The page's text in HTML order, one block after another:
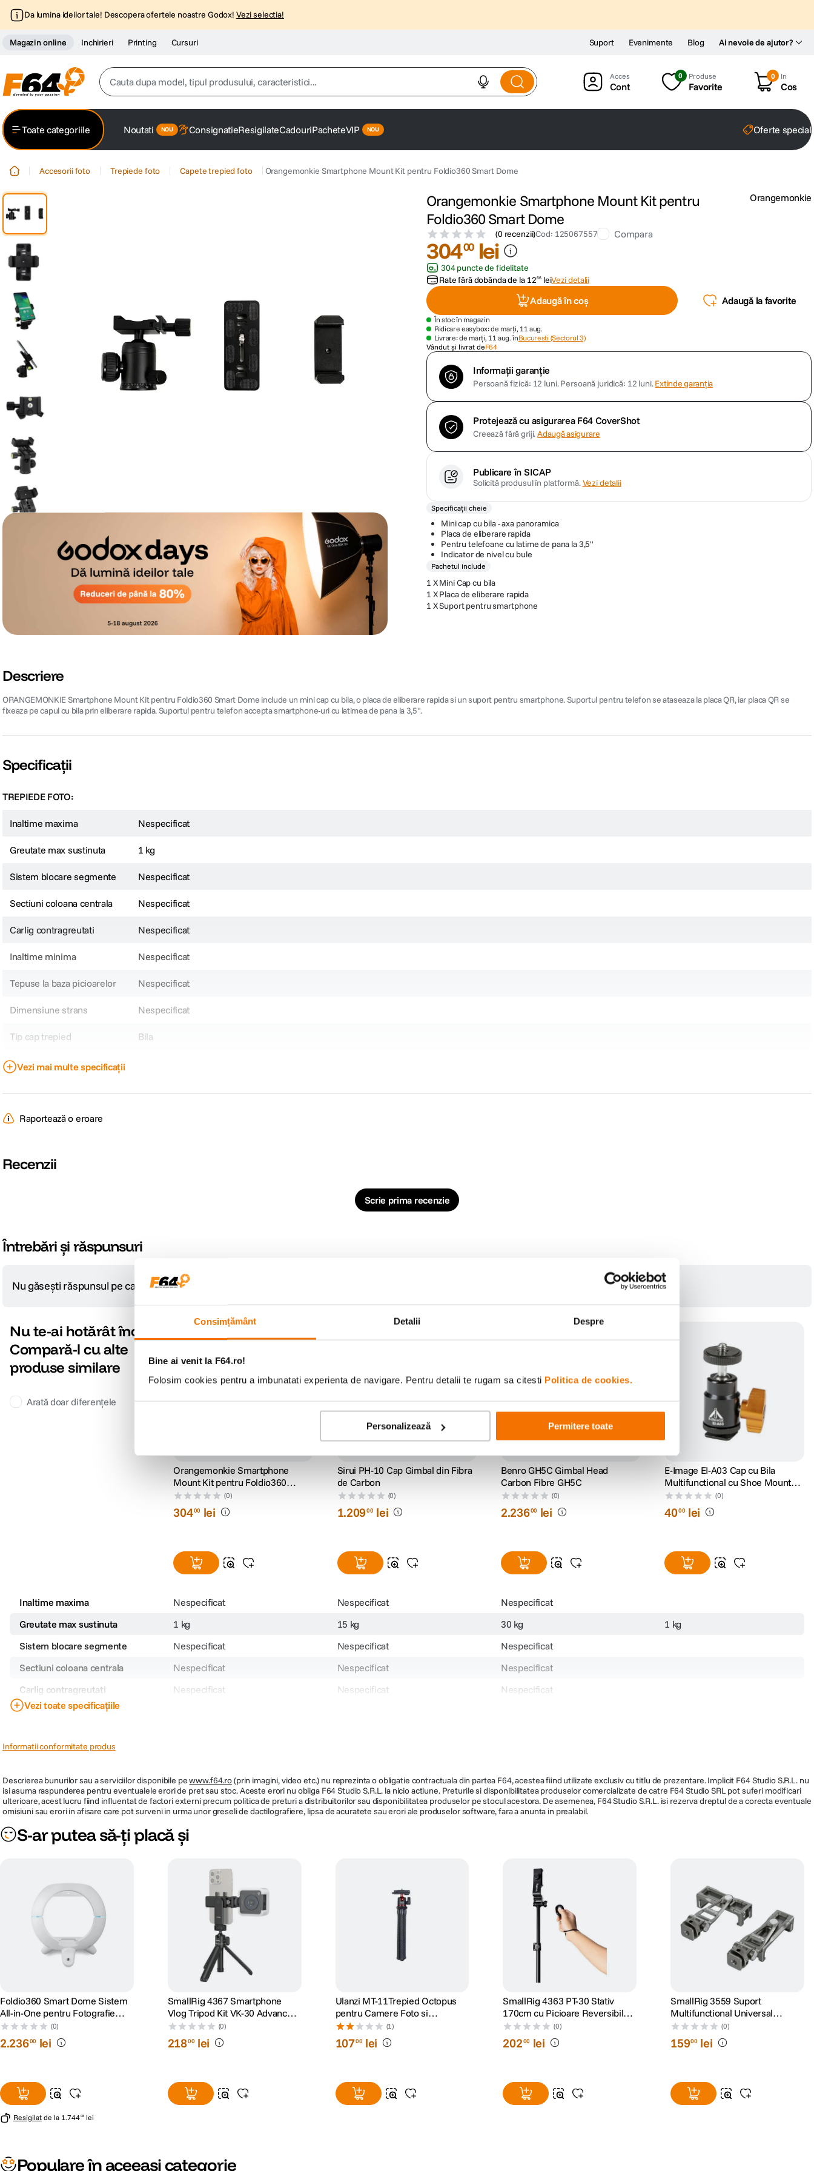
Consimțământ Detalii Despre
Bine ai venit la F64.ro!
Folosim cookies pentru a imbunatati experienta de navigare. Pentru detalii te rugam sa citesti Politica de cookies.
Personalizează Permitere toate
Da lumina ideilor tale! Descopera ofertele noastre Godox! Vezi selectia!
Magazin online Inchirieri Printing Cursuri Ai nevoie de ajutor?
Suport Evenimente Blog
Cauta dupa model, tipul produsului, caracteristici...
2. trepied
7. card memorie
8. dji mic mini
dji osmo
Cont
0 Produse
Favorite
0 In
Cos
Toate categoriile Noutati ConsignatieResigilateCadouriPacheteVIP Oferte
Accesorii foto Trepiede foto Capete trepied foto Orangemonkie Smartphone Mount Kit pentru Foldio360 Smart Dome
Orangemonkie Smartphone Mount Kit pentru
Foldio360 Smart Dome
(0 recenzii)Cod: 125067557 Compara
Orangemonkie
30400 lei
304 puncte de fidelitate
Rate fără dobânda de la 1266 leiVezi detalii
Adaugă în coș Adaugă la favorite
În stoc în magazin
Ridicare easybox: de marți, 11 aug.
Livrare: de marți, 11 aug. înBucuresti (Sectorul 3)
Vândut și livrat deF64
Informații garanție
Persoană fizică: 12 luni.Persoană juridică: 12 luni.Extinde garanția
Protejează cu asigurarea F64 CoverShot
Creează fără griji.Adaugă asigurare
Publicare în SICAP
Solicită produsul în platformă.Vezi detalii
Specificații cheie
Mini cap cu bila - axa panoramica
Placa de eliberare rapida
Pentru telefoane cu latime de pana la 3,5"
Indicator de nivel cu bule
Pachetul include
1 X Mini Cap cu bila
1 X Placa de eliberare rapida
1 X Suport pentru smartphone
Descriere
ORANGEMONKIE Smartphone Mount Kit pentru Foldio360 Smart Dome include un mini cap cu bila, o placa de eliberare rapida si un suport pentru smartphone. Suportul pentru telefon se ataseaza la placa QR, iar placa QR se
fixeaza pe capul cu bila prin eliberare rapida. Suportul pentru telefon accepta smartphone-uri cu latimea de pana la 3,5".
Specificații
TREPIEDE FOTO:
Inaltime maxima Nespecificat
Greutate max sustinuta 1 kg
Sistem blocare segmente Nespecificat
Sectiuni coloana centrala Nespecificat
Carlig contragreutati Nespecificat
Inaltime minima Nespecificat
Tepuse la baza picioarelor Nespecificat
Dimensiune strans Nespecificat
Tip cap trepied Bila
Tip produs
Cod producator
Vezi mai multe specificații
Raportează o eroare
Recenzii
Scrie prima recenzie
Întrebări și răspunsuri
Nu găsești răspunsul pe care îl cauți?
Nu te-ai hotărât încă?
Compară-l cu alte
produse similare
Arată doar diferențele
Orangemonkie Smartphone
Mount Kit pentru Foldio360
Smart Dome(0)
30400 lei
Sirui PH-10 Cap Gimbal din Fibra
de Carbon
(0)
1.20900 lei
Benro GH5C Gimbal Head
Carbon Fibre GH5C
(0)
2.23600 lei
E-Image EI-A03 Cap cu Bila
Multifunctional cu Shoe Mount
Detasabila
(0)
4000 lei
Inaltime maxima Nespecificat Nespecificat
Nespecificat
Greutate max sustinuta
1 kg 15 kg 30 kg
1 kg
Sistem blocare segmente
Nespecificat Nespecificat
Nespecificat
Sectiuni coloana centrala
Nespecificat Nespecificat
Nespecificat
Carlig contragreutati
Nespecificat Nespecificat
Nespecificat
Inaltime minima
Dimensiune strans
Tip cap trepied
Bila Gimbal Gimbal
Bila
Tip produs
Nespecificat Nespecificat
Nespecificat
Cod producator
M4010R
Vezi toate specificațiile
Informatii conformitate produs
Descrierea bunurilor sau a serviciilor disponibile pewww.f64.ro(prin imagini, video etc.) nu reprezinta o obligatie contractuala din partea F64, acestea fiind utilizate exclusiv cu titlu de prezentare. Implicit F64 Studio S.R.L. nu
isi asuma raspunderea pentru eventualele erori de pret sau stoc. Aceste erori nu obliga F64 Studio S.R.L. la nicio actiune. Preturile si disponibilitatea produselor comercializate de catre F64 Studio SRL pot suferi modificari
ulterioare, acest lucru fiind influentat de factori externi precum politica de preturi a distribuitorilor sau disponibilitatea produselor pe stocul acestora. De asemenea, F64 Studio S.R.L. isi rezerva dreptul de a corecta eventuale
omisiuni sau erori in afisare care pot surveni in urma unor greseli de dactilografiere, lipsa de acuratete sau erori ale produselor software, fara a anunta in prealabil.
S-ar putea să-ți placă și
Foldio360 Smart Dome Sistem
All-in-One pentru Fotografie
Produs 360 (0)
2.23600 lei
Resigilat de la 1.74408 lei
SmallRig 4367 Smartphone
Vlog Tripod Kit VK-30 Advanced
Version - Minitrepied cu Suport
pentru Smartphone si Lampa
Video
(0)
21800 lei
Ulanzi MT-11Trepied Octopus
pentru Camere Foto si
Smartphone(1)
10700 lei
SmallRig 4363 PT-30 Stativ
170cm cu Picioare Reversibile
cu Suport de Telefon si
Telecomanda
(0)
20200 lei
SmallRig 3559 Suport
Multifunctional Universal
Metalic pentru Smartphone
(0)
15900 lei
Populare în aceeași categorie